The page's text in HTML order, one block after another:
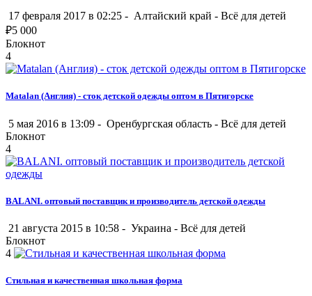
17 февраля 2017 в 02:25 - Алтайский край - Всё для детей
₽5 000
Блокнот
4
Matalan (Англия) - сток детской одежды оптом в Пятигорске
5 мая 2016 в 13:09 - Оренбургская область - Всё для детей
Блокнот
4
BALANI. оптовый поставщик и производитель детской одежды
21 августа 2015 в 10:58 - Украина - Всё для детей
Блокнот
4
Стильная и качественная школьная форма